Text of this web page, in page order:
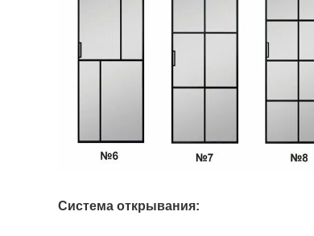
Система открывания: